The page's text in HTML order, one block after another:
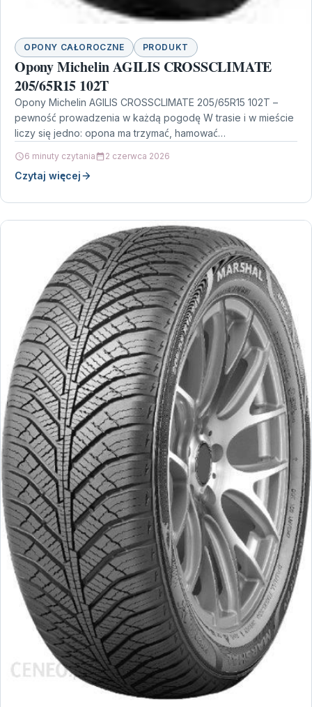
OPONY CAŁOROCZNE PRODUKT
Opony Michelin AGILIS CROSSCLIMATE
205/65R15 102T
Opony Michelin AGILIS CROSSCLIMATE 205/65R15 102T –
pewność prowadzenia w każdą pogodę W trasie i w mieście
liczy się jedno: opona ma trzymać, hamować…
6 minuty czytania 2 czerwca 2026
Czytaj więcej